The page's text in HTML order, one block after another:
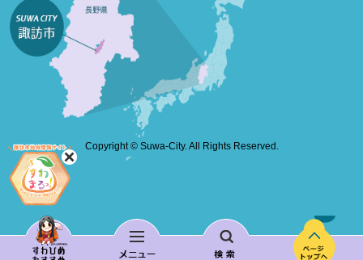
Copyright © Suwa-City. All Rights Reserved.